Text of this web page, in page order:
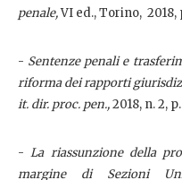
penale,VI ed., Torino, 2018,
- Sentenze penali e
riforma dei rapporti
it. dir. proc. pen.,2018, n. 2,
-La riassunzione della
margine di Sezioni